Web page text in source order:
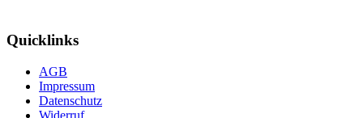
Quicklinks
AGB
Impressum
Datenschutz
Widerruf